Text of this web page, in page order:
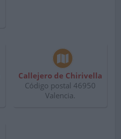
Callejero de Chirivella
Código postal 46950
Valencia.